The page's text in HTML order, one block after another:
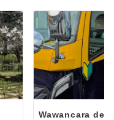
Wawancara